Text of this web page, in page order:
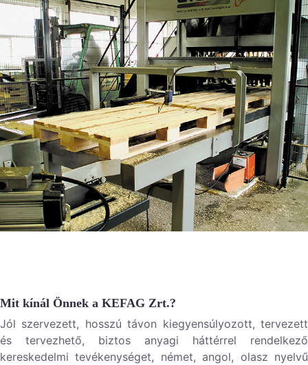
Mit kínál Önnek a KEFAG Zrt.?
Jól szervezett, hosszú távon kiegyensúlyozott, tervezett
és tervezhető, biztos anyagi háttérrel rendelkező
kereskedelmi tevékenységet, német, angol, olasz nyelvű